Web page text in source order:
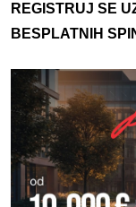
REGISTRUJ SE
BESPLATNIH